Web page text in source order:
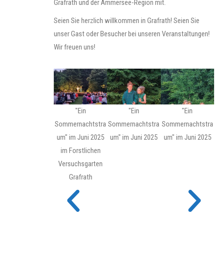
Grafrath und der Ammersee-Region mit.
Seien Sie herzlich willkommen in Grafrath! Seien Sie
unser Gast oder Besucher bei unseren Veranstaltungen!
Wir freuen uns!
"Ein
Sommernachtstra
um" im Juni 2025
im Forstlichen
Versuchsgarten
Grafrath
"Ein
Sommernachtstra
um" im Juni 2025
"Ein
Sommernachtstra
um" im Juni 2025